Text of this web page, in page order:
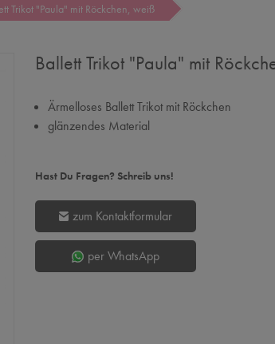
Trikot "Paula" mit Röckchen, weiß
Ballett Trikot "Paula" mit
Ärmelloses Ballett Trikot mit Röckchen
glänzendes Material
Hast Du Fragen? Schreib uns!
zum Kontaktformular
per WhatsApp